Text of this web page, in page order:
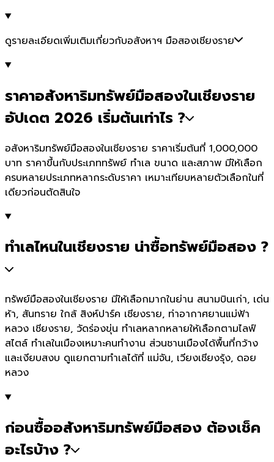
ดูรายละเอียดเพิ่มเติมเกี่ยวกับอสังหาฯ มือสองเชียงราย
ราคาอสังหาริมทรัพย์มือสองในเชียงราย
อัปเดต 2026 เริ่มต้นเท่าไร ?
อสังหาริมทรัพย์มือสองในเชียงราย ราคาเริ่มต้นที่ 1,000,000
บาท ราคาขึ้นกับประเภททรัพย์ ทำเล ขนาด และสภาพ มีให้เลือก
ครบหลายประเภทหลากระดับราคา เหมาะเทียบหลายตัวเลือกในที่
เดียวก่อนตัดสินใจ
ทำเลไหนในเชียงราย น่าซื้อทรัพย์มือสอง ?
ทรัพย์มือสองในเชียงราย มีให้เลือกมากในย่าน สนามบินเก่า, เด่น
ห้า, สันทราย ใกล้ สิงห์ปาร์ค เชียงราย, ท่าอากาศยานแม่ฟ้า
หลวง เชียงราย, วัดร่องขุ่น ทำเลหลากหลายให้เลือกตามไลฟ์
สไตล์ ทำเลในเมืองเหมาะคนทำงาน ส่วนชานเมืองได้พื้นที่กว้าง
และเงียบสงบ ดูแยกตามทำเลได้ที่ แม่จัน, เวียงเชียงรุ้ง, ดอย
หลวง
ก่อนซื้ออสังหาริมทรัพย์มือสอง ต้องเช็ค
อะไรบ้าง ?